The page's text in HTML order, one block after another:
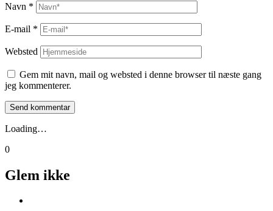
Navn *
E-mail *
Websted
Gem mit navn, mail og websted i denne browser til næste gang
jeg kommenterer.
Loading…
0
Glem ikke